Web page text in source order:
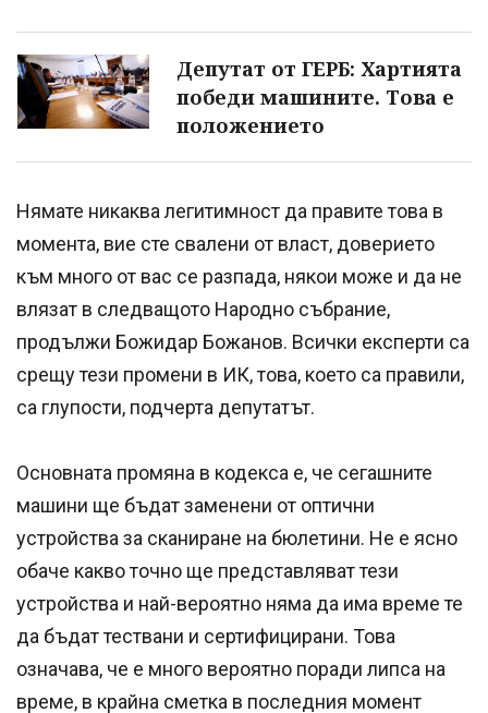
Депутат от ГЕРБ: Хартията
победи машините. Това е
положението
Нямате никаква легитимност да правите това в
момента, вие сте свалени от власт, доверието
към много от вас се разпада, някои може и да не
влязат в следващото Народно събрание,
продължи Божидар Божанов. Всички експерти са
срещу тези промени в ИК, това, което са правили,
са глупости, подчерта депутатът.
Основната промяна в кодекса е, че сегашните
машини ще бъдат заменени от оптични
устройства за сканиране на бюлетини. Не е ясно
обаче какво точно ще представляват тези
устройства и най-вероятно няма да има време те
да бъдат тествани и сертифицирани. Това
означава, че е много вероятно поради липса на
време, в крайна сметка в последния момент